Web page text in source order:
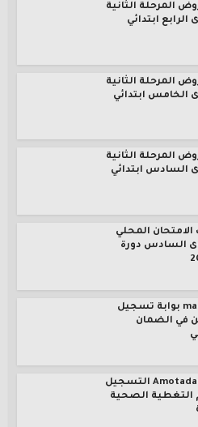
المرحلة الثانية
ابتدائي
المرحلة الثانية
الخامس ابتدائي
المرحلة الثانية
السادس ابتدائي
الامتحان المحلي
السادس دورة
macnss.ma بوابة تسجيل
في الضمان
Amotadamon.ma التسجيل
التغطية الصحية